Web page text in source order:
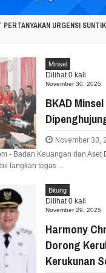
URGENSI
UTARA DUKUNG GERAKAN
KAWAHANG,
KISAH TUMOU
J. PAAT SERAP ASPIRASI
KEBAKARAN HUTAN DI
SINERGI PEMERINTAH
RORING SERAP ASPIRASI
Minsel
Dilihat0kali
November 30, 2025
BKAD
November 30,
- Badan Keuangan dan
langkah tegas ...
Bitung
Dilihat0kali
November 29, 2025
Harmony
Dorong
Kerukunan